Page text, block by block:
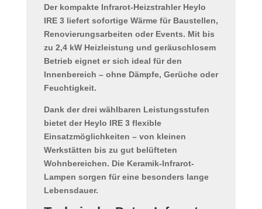
Der kompakte Infrarot-Heizstrahler Heylo
IRE 3liefert sofortige Wärmefür Baustellen,
Renovierungsarbeiten oder Events. Mit bis
zu 2,4 kW Heizleistung und geräuschlosem
Betrieb eignet er sich ideal für den
Innenbereich – ohne Dämpfe, Gerüche oder
Feuchtigkeit.
Dank der drei wählbaren Leistungsstufen
bietet der Heylo IRE 3flexible
Einsatzmöglichkeiten – von kleinen
Werkstätten bis zu gut belüfteten
Wohnbereichen. Die Keramik-Infrarot-
Lampen sorgen für eine besonders lange
Lebensdauer.